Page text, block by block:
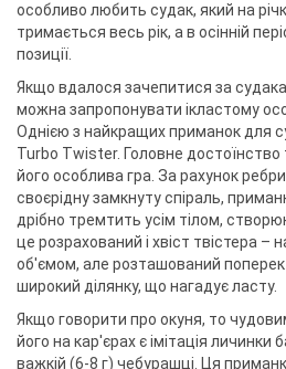
особливо любить судак, який на
тримається весь рік, а в осінній
позиції.
Якщо вдалося зачепитися за судака
можна запропонувати ікластому
Однією з найкращих приманок для
Turbo Twister. Головне достоїнство
його особлива гра. За рахунок
своєрідну замкнуту спіраль,
дрібно тремтить усім тілом,
це розрахований і хвіст твістера –
об'ємом, але розташований поперек
широкий ділянку, що нагадує ласту.
Якщо говорити про окуня, то
його на кар'єрах є імітація личинки
важкій (6-8 г) чебурашці. Ця